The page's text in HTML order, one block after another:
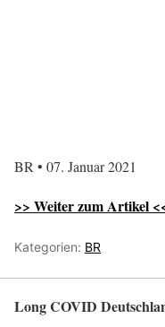
BR • 07. Januar 2021
>> Weiter zum Artikel
Kategorien: BR
Long COVID